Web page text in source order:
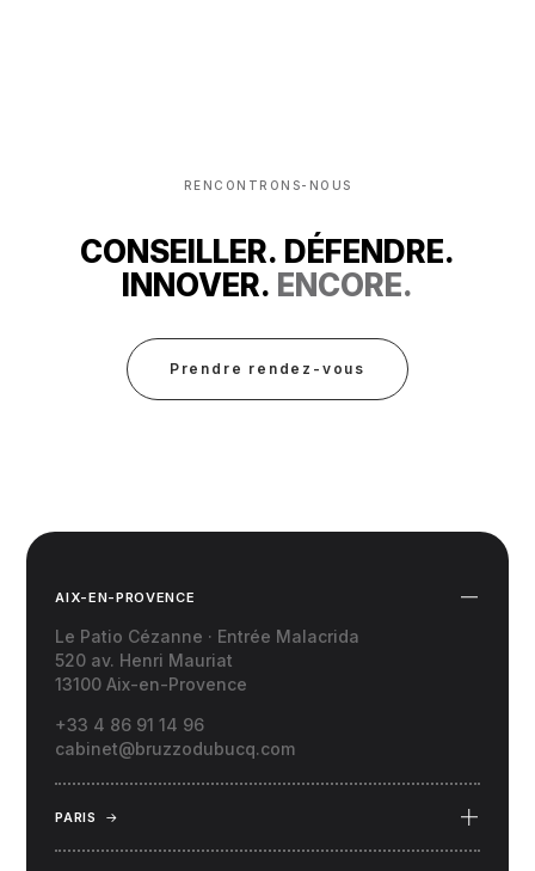
RENCONTRONS-NOUS
CONSEILLER. DÉFENDRE.
INNOVER. ENCORE.
Prendre rendez-vous
AIX-EN-PROVENCE
Le Patio Cézanne · Entrée Malacrida
520 av. Henri Mauriat
13100 Aix-en-Provence
+33 4 86 91 14 96
cabinet@bruzzodubucq.com
PARIS →